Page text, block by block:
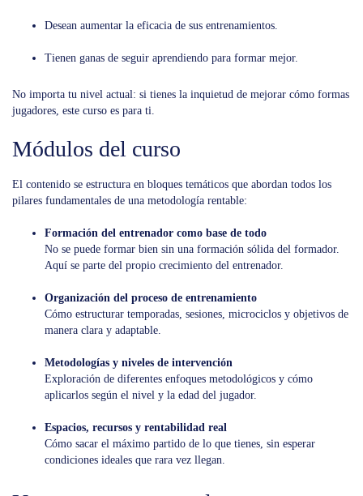
Desean aumentar la eficacia de sus entrenamientos.
Tienen ganas de seguir aprendiendo para formar mejor.
No importa tu nivel actual: si tienes la inquietud de mejorar cómo formas
jugadores, este curso es para ti.
Módulos del curso
El contenido se estructura en bloques temáticos que abordan todos los
pilares fundamentales de una metodología rentable:
Formación del entrenador como base de todo
No se puede formar bien sin una formación sólida del formador.
Aquí se parte del propio crecimiento del entrenador.
Organización del proceso de entrenamiento
Cómo estructurar temporadas, sesiones, microciclos y objetivos de
manera clara y adaptable.
Metodologías y niveles de intervención
Exploración de diferentes enfoques metodológicos y cómo
aplicarlos según el nivel y la edad del jugador.
Espacios, recursos y rentabilidad real
Cómo sacar el máximo partido de lo que tienes, sin esperar
condiciones ideales que rara vez llegan.